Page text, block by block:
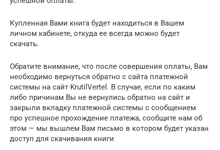
Купленная Вами книга будет находиться в Вашем
личном кабинете, откуда ее всегда можно будет
скачать.
Обратите внимание, что после совершения оплаты, Вам
необходимо вернуться обратно с сайта платежной
системы на сайт KrutilVertel. В случае, если по каким
либо причинам Вы не вернулись обратно на сайт и
закрыли вкладку платежной системы с сообщением
про успешное прохождение платежа, сообщите нам об
этом — мы вышлем Вам письмо в котором будет указан
доступ для скачивания книги